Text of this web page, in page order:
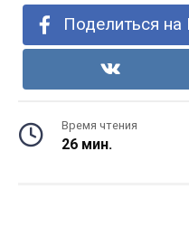
Поделиться на
Время чтения
26 мин.